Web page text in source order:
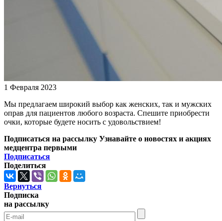
1 Февраля 2023
Мы предлагаем широкий выбор как женских, так и мужских
оправ для пациентов любого возраста. Спешите приобрести
очки, которые будете носить с удовольствием!
Подписаться на рассылку Узнавайте о новостях и акциях
медцентра первыми
Подписаться
Поделиться
Вернуться
Подписка
на рассылку